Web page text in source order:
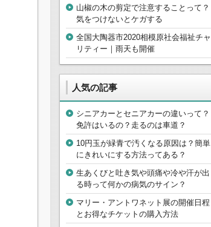
山椒の木の剪定で注意することって？
気をつけないとケガする
全国大陶器市2020相模原社会福祉チャ
リティー｜雨天も開催
人気の記事
シニアカーとセニアカーの違いって？
免許はいるの？走るのは車道？
10円玉が緑青で汚くなる原因は？簡単
にきれいにする方法ってある？
生あくびと吐き気や頭痛や冷や汗が出
る時って何かの病気のサイン？
マリー・アントワネット展の開催日程
とお得なチケットの購入方法